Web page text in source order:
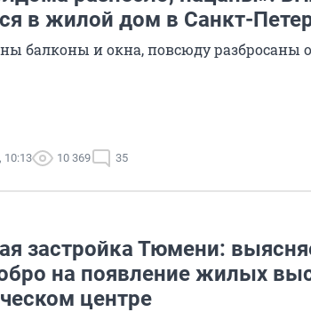
в жилой дом в Санкт-
балконы и окна, повсюду разбросаны
10:13 10 369 35
застройка Тюмени:
на появление жилых
центре